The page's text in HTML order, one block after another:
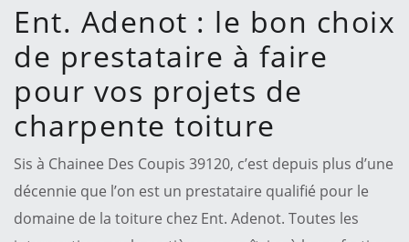
Ent. Adenot : le bon choix
de prestataire à faire
pour vos projets de
charpente toiture
Sis à Chainee Des Coupis 39120, c’est depuis plus d’une
décennie que l’on est un prestataire qualifié pour le
domaine de la toiture chez Ent. Adenot. Toutes les